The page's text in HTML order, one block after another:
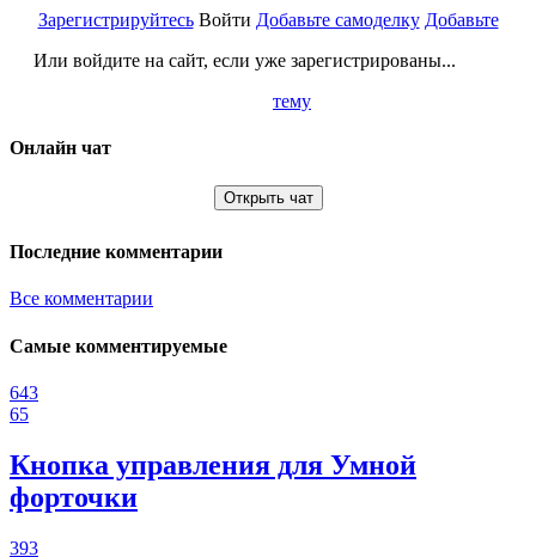
Зарегистрируйтесь
Или войдите на сайт, если уже зарегистрированы...
Войти Добавьте самоделку Добавьте
тему
Онлайн чат
Открыть чат
Последние комментарии
Все комментарии
Самые комментируемые
643
65
Кнопка управления для Умной
форточки
393